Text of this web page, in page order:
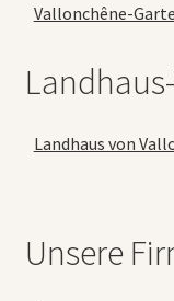
Vallonchêne-
Landhaus von
Unsere